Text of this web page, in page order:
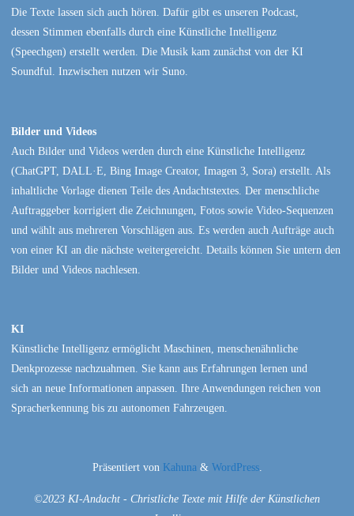
Die Texte lassen sich auch hören. Dafür gibt es unseren Podcast,
dessen Stimmen ebenfalls durch eine Künstliche Intelligenz
(Speechgen) erstellt werden. Die Musik kam zunächst von der KI
Soundful. Inzwischen nutzen wir Suno.
Bilder und Videos
Auch Bilder und Videos werden durch eine Künstliche Intelligenz
(ChatGPT, DALL·E, Bing Image Creator, Imagen 3, Sora) erstellt. Als
inhaltliche Vorlage dienen Teile des Andachtstextes. Der menschliche
Auftraggeber korrigiert die Zeichnungen, Fotos sowie Video-Sequenzen
und wählt aus mehreren Vorschlägen aus. Es werden auch Aufträge auch
von einer KI an die nächste weitergereicht. Details können Sie untern den
Bilder und Videos nachlesen.
KI
Künstliche Intelligenz ermöglicht Maschinen, menschenähnliche
Denkprozesse nachzuahmen. Sie kann aus Erfahrungen lernen und
sich an neue Informationen anpassen. Ihre Anwendungen reichen von
Spracherkennung bis zu autonomen Fahrzeugen.
Präsentiert vonKahuna& WordPress.
©2023 KI-Andacht - Christliche Texte mit Hilfe der Künstlichen